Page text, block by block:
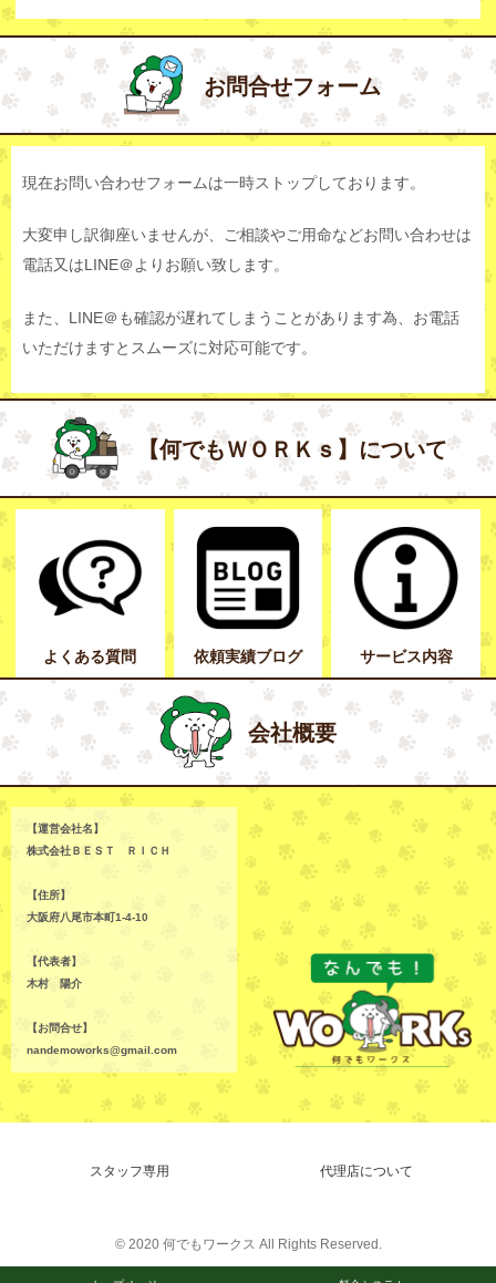
お問合せフォーム
現在お問い合わせフォームは一時ストップしております。
大変申し訳御座いませんが、ご相談やご用命などお問い合わせは
電話又はLINE＠よりお願い致します。
また、LINE＠も確認が遅れてしまうことがあります為、お電話
いただけますとスムーズに対応可能です。
【何でもＷＯＲＫｓ】について
よくある質問 依頼実績ブログ サービス内容
会社概要
【運営会社名】
株式会社ＢＥＳＴ ＲＩＣＨ
【住所】
大阪府八尾市本町1-4-10
【代表者】
木村 陽介
【お問合せ】
nandemoworks@gmail.com
スタッフ専用 代理店について
© 2020 何でもワークス All Rights Reserved.